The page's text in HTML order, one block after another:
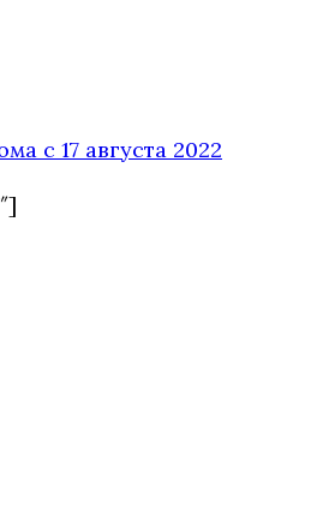
с 17 августа 2022